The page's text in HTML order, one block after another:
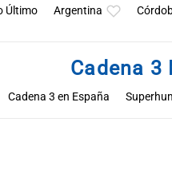
Último Argentina
Cadena 3
Cadena 3 en España